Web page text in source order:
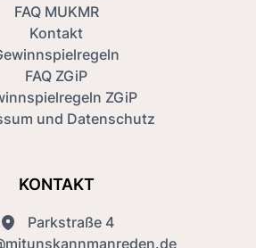
FAQ MUKMR
Kontakt
FAQ ZGiP
ZGiP
und Datenschutz
KONTAKT
Parkstraße 4